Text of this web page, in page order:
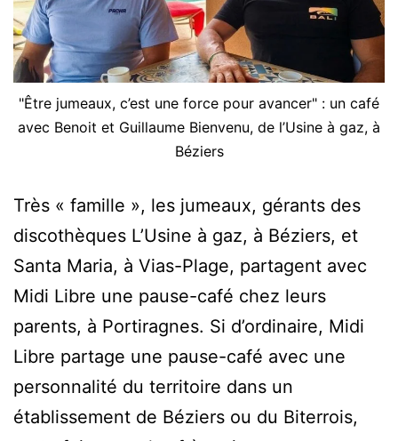
et
Cameron
…
"Être jumeaux, c’est une force pour avancer" : un café
avec Benoit et Guillaume Bienvenu, de l’Usine à gaz, à
Béziers
Très « famille », les jumeaux, gérants des
discothèques L’Usine à gaz, à Béziers, et
Santa Maria, à Vias-Plage, partagent avec
Midi Libre une pause-café chez leurs
parents, à Portiragnes. Si d’ordinaire, Midi
Libre partage une pause-café avec une
personnalité du territoire dans un
établissement de Béziers ou du Biterrois,